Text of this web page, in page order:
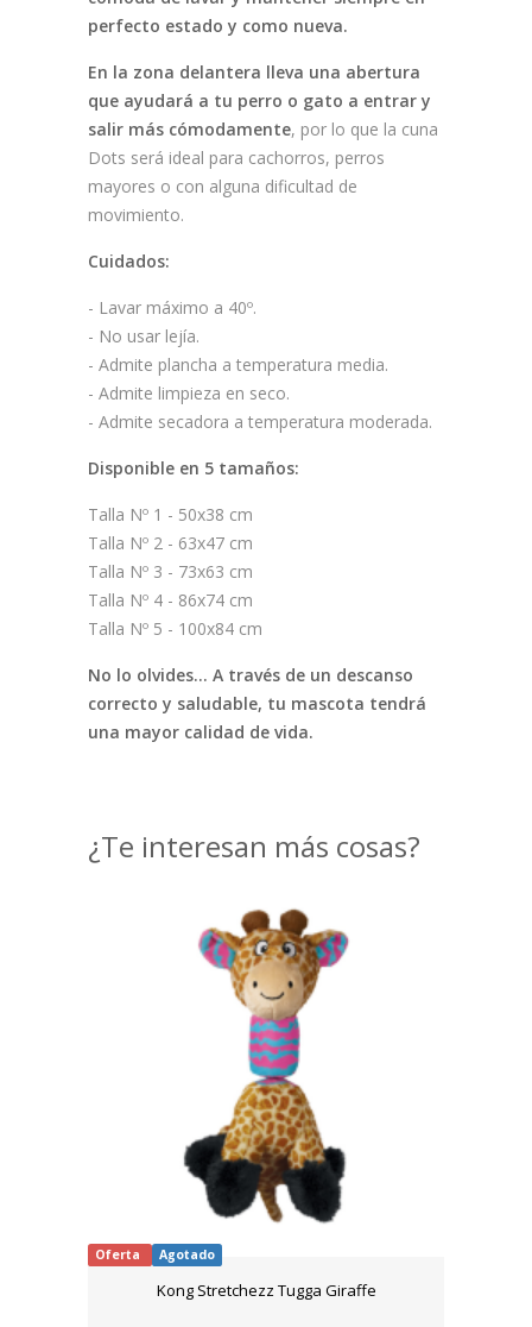
perfecto estado y como nueva.
En la zona delantera lleva una abertura
que ayudará a tu perro o gato a entrar y
salir más cómodamente, por lo que la cuna
Dots será ideal para cachorros, perros
mayores o con alguna dificultad de
movimiento.
Cuidados:
- Lavar máximo a 40º.
- No usar lejía.
- Admite plancha a temperatura media.
- Admite limpieza en seco.
- Admite secadora a temperatura moderada.
Disponible en 5 tamaños:
Talla Nº 1 - 50x38 cm
Talla Nº 2 - 63x47 cm
Talla Nº 3 - 73x63 cm
Talla Nº 4 - 86x74 cm
Talla Nº 5 - 100x84 cm
No lo olvides... A través de un descanso
correcto y saludable, tu mascota tendrá
una mayor calidad de vida.
¿Te interesan más cosas?
Oferta Agotado
Kong Stretchezz Tugga Giraffe